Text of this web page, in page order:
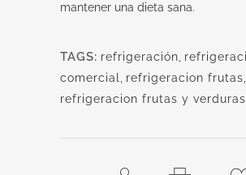
mantener una dieta sana.
TAGS: refrigeración,
comercial, refrigeracion frutas,
refrigeracion frutas y verduras